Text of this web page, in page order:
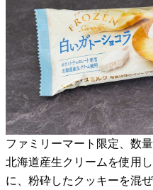
ファミリーマート限定、数
北海道産生クリームを使用
に、粉砕したクッキーを混